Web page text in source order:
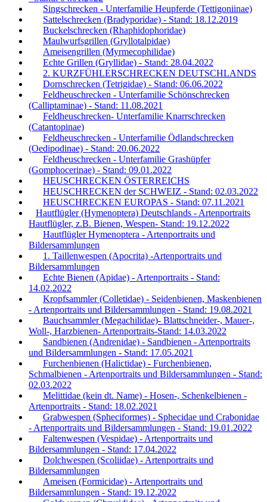
Singschrecken - Unterfamilie Heupferde (Tettigoniinae)
Sattelschrecken (Bradyporidae) - Stand: 18.12.2019
Buckelschrecken (Rhaphidophoridae)
Maulwurfsgrillen (Gryllotalpidae)
Ameisengrillen (Myrmecophilidae)
Echte Grillen (Gryllidae) - Stand: 28.04.2022
2. KURZFÜHLERSCHRECKEN DEUTSCHLANDS
Dornschrecken (Tetrigidae) - Stand: 06.06.2022
Feldheuschrecken - Unterfamilie Schönschrecken
(Calliptaminae) - Stand: 11.08.2021
Feldheuschrecken- Unterfamilie Knarrschrecken
(Catantopinae)
Feldheuschrecken - Unterfamilie Ödlandschrecken
(Oedipodinae) - Stand: 20.06.2022
Feldheuschrecken - Unterfamilie Grashüpfer
(Gomphocerinae) - Stand: 09.01.2022
HEUSCHRECKEN ÖSTERREICHS
HEUSCHRECKEN der SCHWEIZ - Stand: 02.03.2022
HEUSCHRECKEN EUROPAS - Stand: 07.11.2021
Hautflügler (Hymenoptera) Deutschlands - Artenportraits
Hautflügler, z.B. Bienen, Wespen- Stand: 19.12.2022
Hautflügler Hymenoptera - Artenportraits und
Bildersammlungen
1. Taillenwespen (Apocrita) -Artenportraits und
Bildersammlungen
Echte Bienen (Apidae) - Artenportraits - Stand:
14.02.2022
Kropfsammler (Colletidae) - Seidenbienen, Maskenbienen
- Artenportraits und Bildersammlungen - Stand: 19.08.2021
Bauchsammler (Megachilidae)- Blattschneider-, Mauer-,
Woll-, Harzbienen- Artenportraits-Stand: 14.03.2022
Sandbienen (Andrenidae) - Sandbienen - Artenportraits
und Bildersammlungen - Stand: 17.05.2021
Furchenbienen (Halictidae) - Furchenbienen,
Schmalbienen - Artenportraits und Bildersammlungen - Stand:
02.03.2022
Melittidae (kein dt. Name) - Hosen-, Schenkelbienen -
Artenportraits - Stand: 18.02.2021
Grabwespen (Spheciformes) - Sphecidae und Crabonidae
- Artenportraits und Bildersammlungen - Stand: 19.01.2022
Faltenwespen (Vespidae) - Artenportraits und
Bildersammlungen - Stand: 17.04.2022
Dolchwespen (Scoliidae) - Artenportraits und
Bildersammlungen
Ameisen (Formicidae) - Artenportraits und
Bildersammlungen - Stand: 19.12.2022